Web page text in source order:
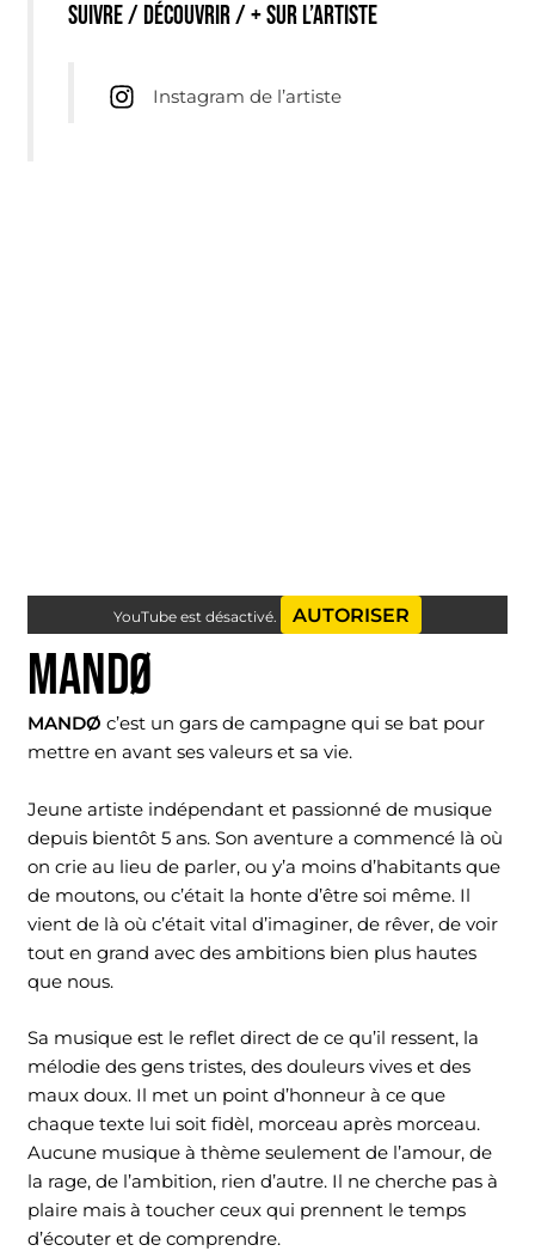
Suivre / découvrir / + sur l’artiste
Instagram de l’artiste
YouTube est désactivé. AUTORISER
MANDØ
MANDØ c’est un gars de campagne qui se bat pour
mettre en avant ses valeurs et sa vie.
Jeune artiste indépendant et passionné de musique
depuis bientôt 5 ans. Son aventure a commencé là où
on crie au lieu de parler, ou y’a moins d’habitants que
de moutons, ou c’était la honte d’être soi même. Il
vient de là où c’était vital d’imaginer, de rêver, de voir
tout en grand avec des ambitions bien plus hautes
que nous.
Sa musique est le reflet direct de ce qu’il ressent, la
mélodie des gens tristes, des douleurs vives et des
maux doux. Il met un point d’honneur à ce que
chaque texte lui soit fidèl, morceau après morceau.
Aucune musique à thème seulement de l’amour, de
la rage, de l’ambition, rien d’autre. Il ne cherche pas à
plaire mais à toucher ceux qui prennent le temps
d’écouter et de comprendre.